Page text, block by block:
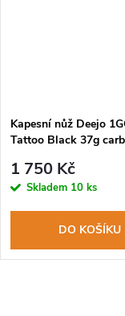
Kapesní nůž Deejo
Tattoo Black 37g
1 750 Kč
Skladem 10 ks
DO KOŠÍKU